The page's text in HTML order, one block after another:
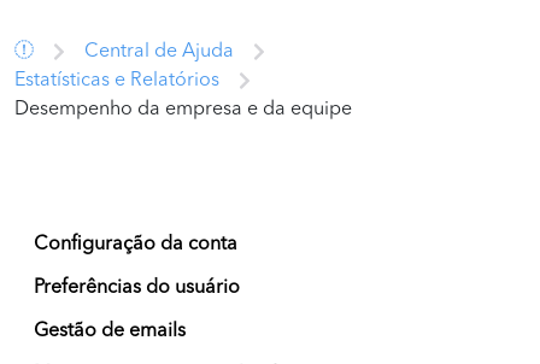
Central de Ajuda
Estatísticas e Relatórios
Desempenho da empresa e da equipe
Configuração da conta
Preferências do usuário
Gestão de emails